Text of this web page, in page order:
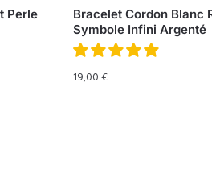
Perle
Bracelet Cordon Blanc
Symbole Infini Argenté
19,00€